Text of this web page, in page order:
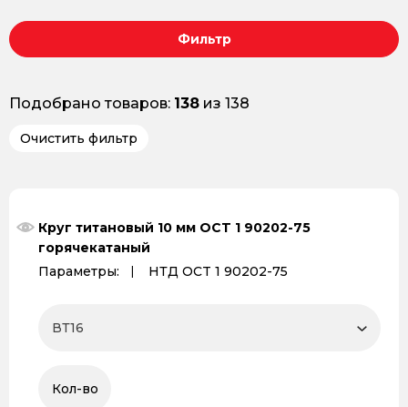
Фильтр
Подобрано товаров: 138 из 138
Очистить фильтр
Круг титановый 10 мм OCT 1 90202-75
горячекатаный
Параметры:
НТД OCT 1 90202-75